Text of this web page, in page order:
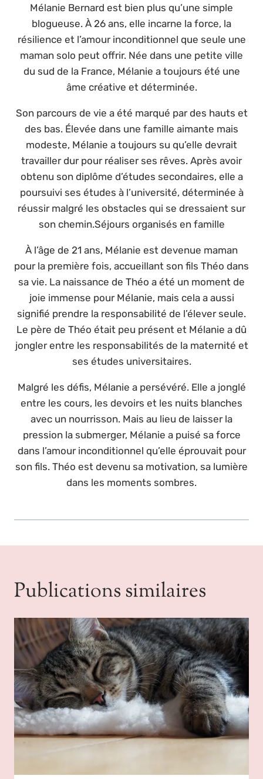
Mélanie Bernard est bien plus qu’une simple
blogueuse. À 26 ans, elle incarne la force, la
résilience et l’amour inconditionnel que seule une
maman solo peut offrir. Née dans une petite ville
du sud de la France, Mélanie a toujours été une
âme créative et déterminée.
Son parcours de vie a été marqué par des hauts et
des bas. Élevée dans une famille aimante mais
modeste, Mélanie a toujours su qu’elle devrait
travailler dur pour réaliser ses rêves. Après avoir
obtenu son diplôme d’études secondaires, elle a
poursuivi ses études à l’université, déterminée à
réussir malgré les obstacles qui se dressaient sur
son chemin.Séjours organisés en famille
À l’âge de 21 ans, Mélanie est devenue maman
pour la première fois, accueillant son fils Théo dans
sa vie. La naissance de Théo a été un moment de
joie immense pour Mélanie, mais cela a aussi
signifié prendre la responsabilité de l’élever seule.
Le père de Théo était peu présent et Mélanie a dû
jongler entre les responsabilités de la maternité et
ses études universitaires.
Malgré les défis, Mélanie a persévéré. Elle a jonglé
entre les cours, les devoirs et les nuits blanches
avec un nourrisson. Mais au lieu de laisser la
pression la submerger, Mélanie a puisé sa force
dans l’amour inconditionnel qu’elle éprouvait pour
son fils. Théo est devenu sa motivation, sa lumière
dans les moments sombres.
Publications similaires